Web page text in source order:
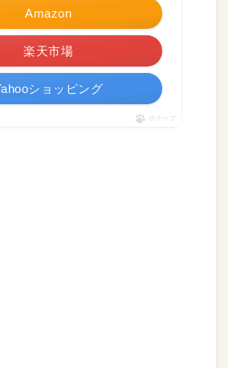
Amazon
楽天市場
ショッピング
ポチップ